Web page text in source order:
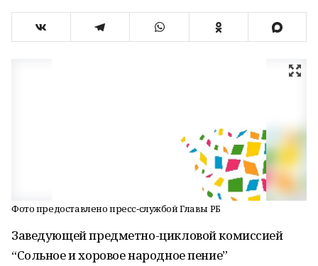
Фото предоставлено пресс‑службой Главы РБ
Заведующей предметно-цикловой комиссией
“Сольное и хоровое народное пение”